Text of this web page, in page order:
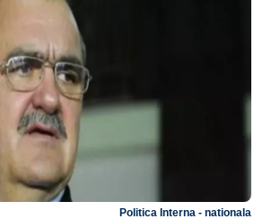
Politica Interna - nationala